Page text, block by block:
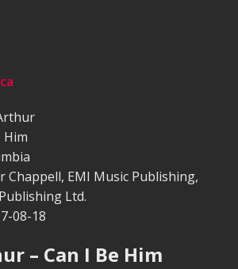
Him
Chappell, EMI Music Publishing,
Ltd.
08-18
– Can I Be Him